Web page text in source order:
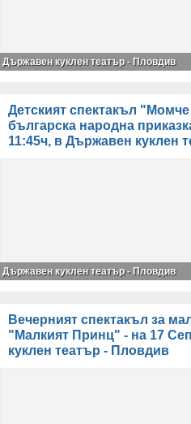
Държавен куклен театър - Пловдив
Детският спектакъл
българска народна
11:45ч, в Държавен куклен
Държавен куклен театър - Пловдив
Вечерният спектакъл за
"Малкият Принц" - на 17
куклен театър - Пловдив